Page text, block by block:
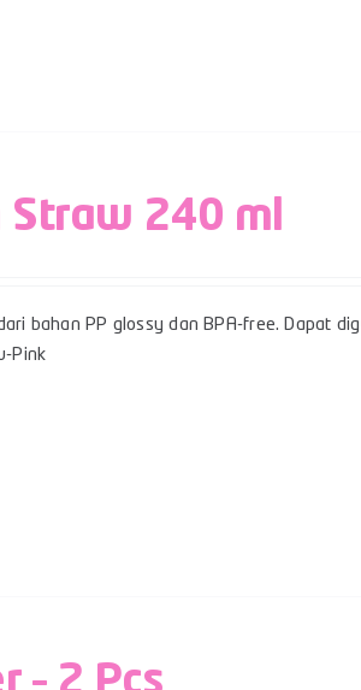
Straw 240 ml
bahan PP glossy dan BPA-free. Dapat
Pink